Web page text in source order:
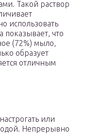
Такой раствор
использовать
что
(72%) мыло,
образует
отличным
или
Непрерывно